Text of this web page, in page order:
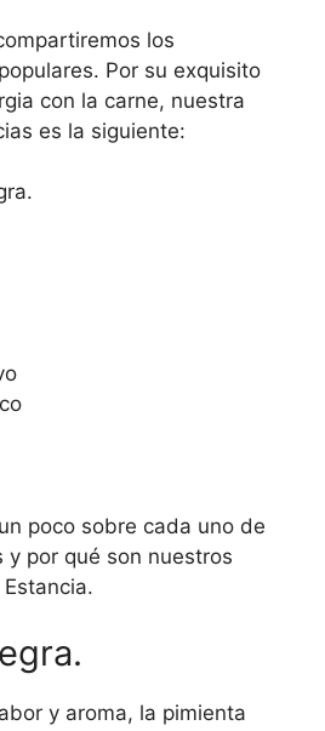
los
Por su exquisito
con la carne, nuestra
es la siguiente:
poco sobre cada uno de
y por qué son nuestros
y aroma, la pimienta